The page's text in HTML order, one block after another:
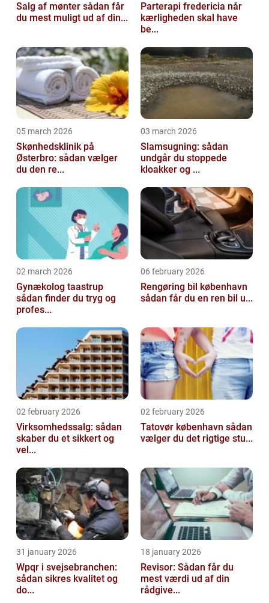
Salg af mønter sådan får
du mest muligt ud af din...
Parterapi fredericia når
kærligheden skal have
be...
05 march 2026
Skønhedsklinik på
Østerbro: sådan vælger
du den re...
03 march 2026
Slamsugning: sådan
undgår du stoppede
kloakker og ...
02 march 2026
Gynækolog taastrup
sådan finder du tryg og
profes...
06 february 2026
Rengøring bil københavn
sådan får du en ren bil u...
02 february 2026
Virksomhedssalg: sådan
skaber du et sikkert og
vel...
02 february 2026
Tatovør københavn sådan
vælger du det rigtige stu...
31 january 2026
Wpqr i svejsebranchen:
sådan sikres kvalitet og
do...
18 january 2026
Revisor: Sådan får du
mest værdi ud af din
rådgive...